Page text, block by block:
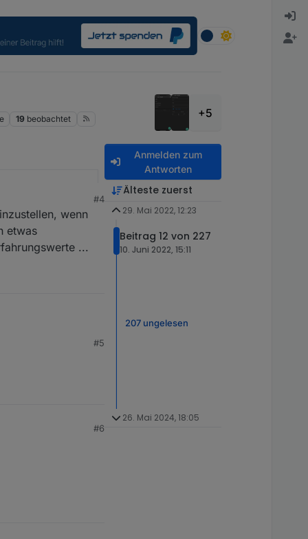
19 beobachtet +5
das Angebot
finden.
#4
wenn
etwas
...
#5
#6
Anmelden zum
Antworten
Älteste zuerst
29. Mai 2022, 12:23
Beitrag 12 von 227
10. Juni 2022, 15:11
207 ungelesen
26. Mai 2024, 18:05